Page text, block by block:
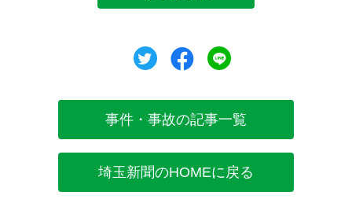
ツイートシェア
事件・事故の記事一覧
埼玉新聞のHOMEに戻る